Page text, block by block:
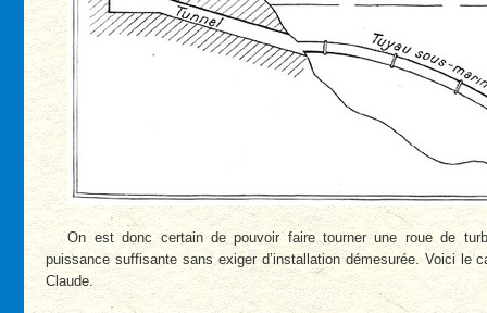
On est donc certain de pouvoir faire tourner une roue de
puissance suffisante sans exiger d’installation démesurée. Voici le
Claude.